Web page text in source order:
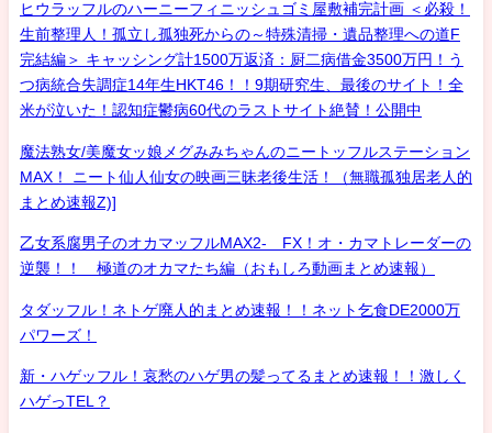
ヒウラッフルのハーニーフィニッシュゴミ屋敷補完計画 ＜必殺！
生前整理人！孤立し孤独死からの～特殊清掃・遺品整理への道F
完結編＞ キャッシング計1500万返済：厨二病借金3500万円！う
つ病統合失調症14年生HKT46！！9期研究生、最後のサイト！全
米が泣いた！認知症鬱病60代のラストサイト絶賛！公開中
魔法熟女/美魔女ッ娘メグみみちゃんのニートッフルステーション
MAX！ ニート仙人仙女の映画三昧老後生活！（無職孤独居老人的
まとめ速報Z)]
乙女系腐男子のオカマッフルMAX2- FX！オ・カマトレーダーの
逆襲！！ 極道のオカマたち編（おもしろ動画まとめ速報）
タダッフル！ネトゲ廃人的まとめ速報！！ネット乞食DE2000万
パワーズ！
新・ハゲッフル！哀愁のハゲ男の髪ってるまとめ速報！！激しく
ハゲっTEL？